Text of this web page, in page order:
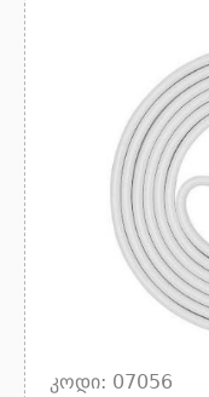
კოდი: 07056